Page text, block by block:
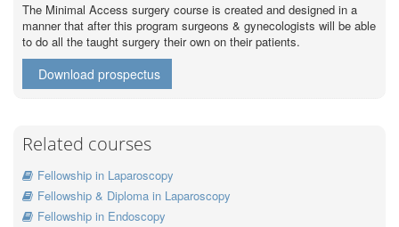
The Minimal Access surgery course is created and designed in a
manner that after this program surgeons & gynecologists will be able
to do all the taught surgery their own on their patients.
Download prospectus
Related courses
Fellowship in Laparoscopy
Fellowship & Diploma in Laparoscopy
Fellowship in Endoscopy